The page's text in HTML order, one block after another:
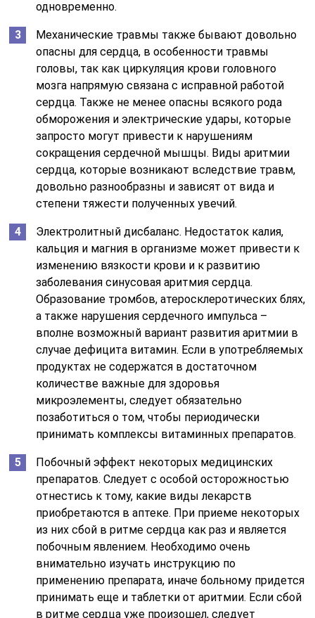
одновременно.
Механические травмы также бывают довольно
опасны для сердца, в особенности травмы
головы, так как циркуляция крови головного
мозга напрямую связана с исправной работой
сердца. Также не менее опасны всякого рода
обморожения и электрические удары, которые
запросто могут привести к нарушениям
сокращения сердечной мышцы. Виды аритмии
сердца, которые возникают вследствие травм,
довольно разнообразны и зависят от вида и
степени тяжести полученных увечий.
Электролитный дисбаланс. Недостаток калия,
кальция и магния в организме может привести к
изменению вязкости крови и к развитию
заболевания синусовая аритмия сердца.
Образование тромбов, атеросклеротических блях,
а также нарушения сердечного импульса –
вполне возможный вариант развития аритмии в
случае дефицита витамин. Если в употребляемых
продуктах не содержатся в достаточном
количестве важные для здоровья
микроэлементы, следует обязательно
позаботиться о том, чтобы периодически
принимать комплексы витаминных препаратов.
Побочный эффект некоторых медицинских
препаратов. Следует с особой осторожностью
отнестись к тому, какие виды лекарств
приобретаются в аптеке. При приеме некоторых
из них сбой в ритме сердца как раз и является
побочным явлением. Необходимо очень
внимательно изучать инструкцию по
применению препарата, иначе больному придется
принимать еще и таблетки от аритмии. Если сбой
в ритме сердца уже произошел, следует